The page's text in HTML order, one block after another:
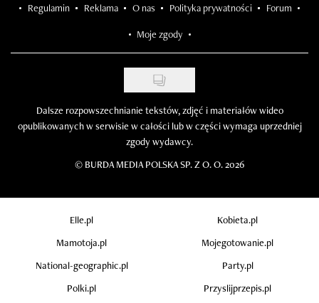
Regulamin Reklama O nas Polityka prywatności Forum
Moje zgody
Dalsze rozpowszechnianie tekstów, zdjęć i materiałów wideo
opublikowanych w serwisie w całości lub w części wymaga uprzedniej
zgody wydawcy.
© BURDA MEDIA POLSKA SP. Z O. O. 2026
Elle.pl
Kobieta.pl
Mamotoja.pl
Mojegotowanie.pl
National-geographic.pl
Party.pl
Polki.pl
Przyslijprzepis.pl